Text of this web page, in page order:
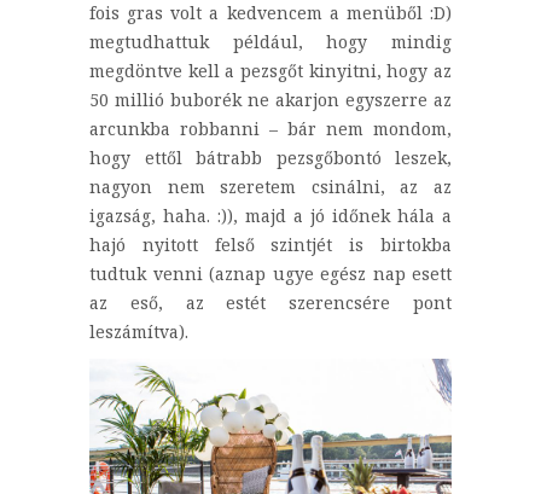
fois gras volt a kedvencem a menüből :D)
megtudhattuk például, hogy mindig
megdöntve kell a pezsgőt kinyitni, hogy az
50 millió buborék ne akarjon egyszerre az
arcunkba robbanni – bár nem mondom,
hogy ettől bátrabb pezsgőbontó leszek,
nagyon nem szeretem csinálni, az az
igazság, haha. :)), majd a jó időnek hála a
hajó nyitott felső szintjét is birtokba
tudtuk venni (aznap ugye egész nap esett
az eső, az estét szerencsére pont
leszámítva).